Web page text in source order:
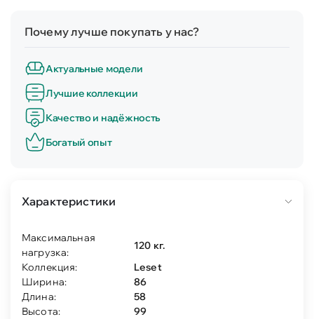
Почему лучше покупать у нас?
Актуальные модели
Лучшие коллекции
Качество и надёжность
Богатый опыт
Характеристики
Максимальная
нагрузка:
120 кг.
Коллекция:
Leset
Ширина:
86
Длина:
58
Высота:
99